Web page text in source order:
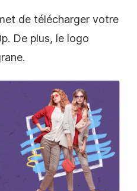
de télécharger votre
De plus, le logo